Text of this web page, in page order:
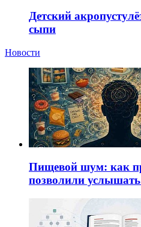
Детский
сыпи
Новости
Пищевой шум: как
позволили